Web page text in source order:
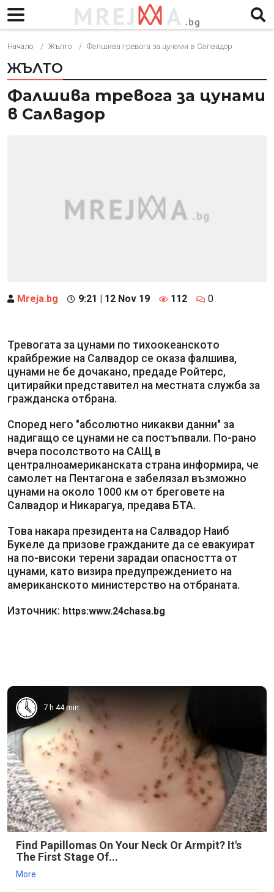
Начало Жълто Фалшива тревога за цунами в Салвадор
ЖЪЛТО
Фалшива тревога за цунами
в Салвадор
Mreja.bg 9:21 | 12 Nov 19 112 0
Тревогата за цунами по тихоокеанското
крайбрежие на Салвадор се оказа фалшива,
цунами не бе дочакано, предаде Ройтерс,
цитирайки представител на местната служба за
гражданска отбрана.
Според него "абсолютно никакви данни" за
надигащо се цунами не са постъпвали. По-рано
вчера посолството на САЩ в
централноамериканската страна информира, че
самолет на Пентагона е забелязал възможно
цунами на около 1000 км от бреговете на
Салвадор и Никарагуа, предава БТА.
Това накара президента на Салвадор Наиб
Букеле да призове гражданите да се евакуират
на по-високи терени зарадаи опасността от
цунами, като визира предупреждението на
американското министерство на отбраната.
Източник: https:www.24chasa.bg
7 h 44 min
Find Papillomas On Your Neck Or Armpit? It's
The First Stage Of...
More